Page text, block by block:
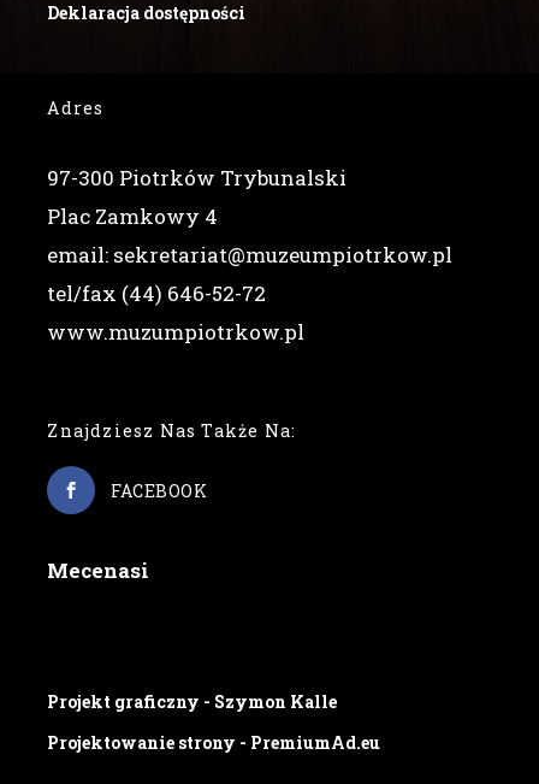
Deklaracja dostępności
Adres
97-300 Piotrków Trybunalski
Plac Zamkowy 4
email: sekretariat@muzeumpiotrkow.pl
tel/fax (44) 646-52-72
www.muzumpiotrkow.pl
Znajdziesz Nas Także Na:
FACEBOOK
Mecenasi
Projekt graficzny - Szymon Kalle
Projektowanie strony - PremiumAd.eu